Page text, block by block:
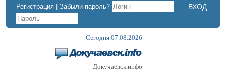
Регистрация | Забыли пароль?
Сегодня 07.08.2026
Докучаевск.инфо